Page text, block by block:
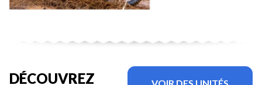
DÉCOUVREZ